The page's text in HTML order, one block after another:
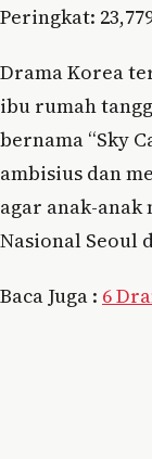
Peringkat:
Drama Korea
ibu rumah
bernama “Sky
ambisius dan
agar anak-
Nasional Seoul
Baca Juga : 6